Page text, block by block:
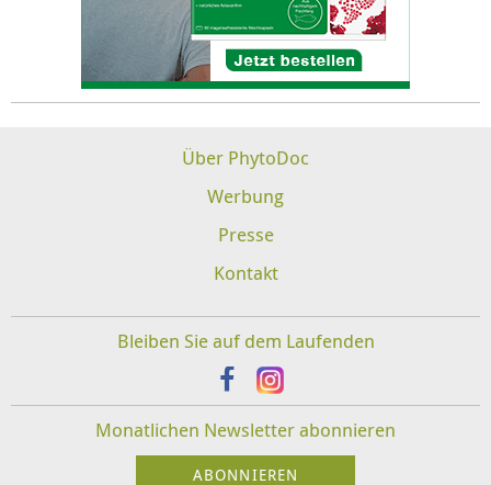
Über PhytoDoc
Werbung
Presse
Kontakt
Bleiben Sie auf dem Laufenden
Monatlichen Newsletter abonnieren